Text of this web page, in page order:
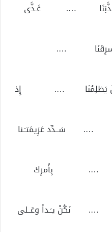
زَادَ عَذَّبَنَا …. غَـذَّى
لِيَسرِقَنَا ….
زَالَ يَظلِمُنَا …. إِذ
؟ …. سَــدِّد عَزِيمَتـَـنا
…. بِأَمرِكَ
نَكُنْ يـَـداً وعَــلى